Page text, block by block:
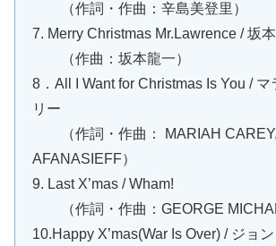
（作詞・作曲：辛島美登里）
7. Merry Christmas Mr.Lawrence / 坂
（作曲：坂本龍一）
8．All I Want for Christmas Is You / マ
リー
（作詞・作曲： MARIAH CAREY,
AFANASIEFF）
9. Last X’mas / Wham!
（作詞・作曲：GEORGE
10.Happy X’mas(War Is Over) / ジョ